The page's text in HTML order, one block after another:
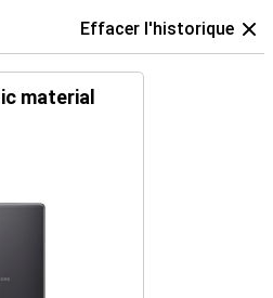
Effacer l'historique
material